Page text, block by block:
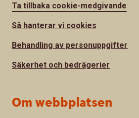
Ta tillbaka cookie-medgivande
Så hanterar vi cookies
Behandling av personuppgifter
Säkerhet och bedrägerier
Om webbplatsen